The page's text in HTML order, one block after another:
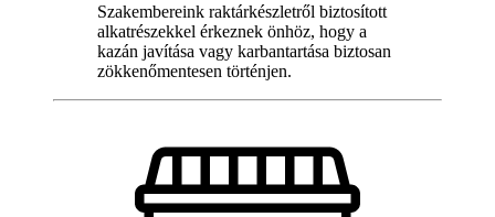
Szakembereink raktárkészletről biztosított
alkatrészekkel érkeznek önhöz, hogy a
kazán javítása vagy karbantartása biztosan
zökkenőmentesen történjen.